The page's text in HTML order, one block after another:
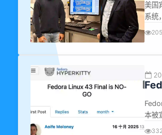
美国
系统
算
205
本被
在